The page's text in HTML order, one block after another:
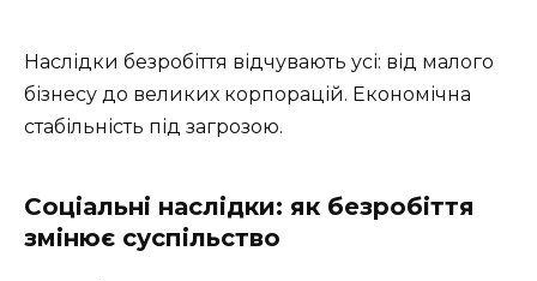
Наслідки безробіття відчувають усі: від малого
бізнесу до великих корпорацій. Економічна
стабільність під загрозою.
Соціальні наслідки: як безробіття
змінює суспільство